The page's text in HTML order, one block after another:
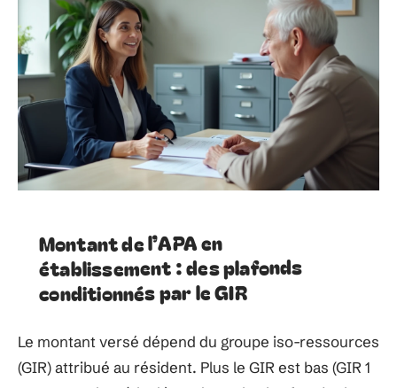
Montant de l’APA en
établissement : des plafonds
conditionnés par le GIR
Le montant versé dépend du groupe iso-ressources
(GIR) attribué au résident. Plus le GIR est bas (GIR 1